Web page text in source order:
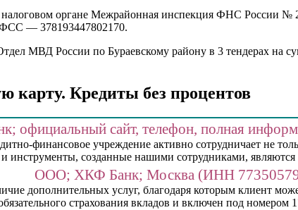
налоговом органе Межрайонная инспекция ФНС России
— 378193447802170.
МВД России по Бураевскому району в 3 тендерах на
карту. Кредиты без процентов
официальный сайт, телефон, полная
финансовое учреждение активно сотрудничает не
инструменты, созданные нашими сотрудниками,
ООО; ХКФ Банк; Москва (ИНН
дополнительных услуг, благодаря которым клиент
страхования вкладов и включен под номером